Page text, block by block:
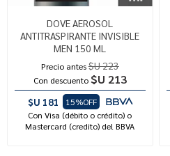
DOVE AEROSOL
ANTITRASPIRANTE INVISIBLE
MEN 150 ML
Precio antes$U 223
Con descuento $U 213
$U 181
15%OFF
Con Visa (débito o crédito) o
Mastercard (credito) del BBVA